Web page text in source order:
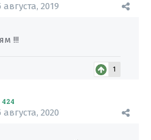
августа, 2019
!!!
1
424
августа, 2020